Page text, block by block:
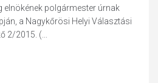
elnökének polgármester úrnak
a Nagykőrösi Helyi Választási
2/2015. (...